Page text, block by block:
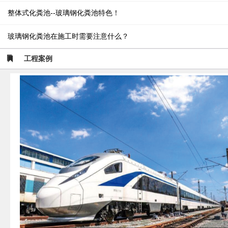
整体式化粪池--玻璃钢化粪池特色！
玻璃钢化粪池在施工时需要注意什么？
工程案例